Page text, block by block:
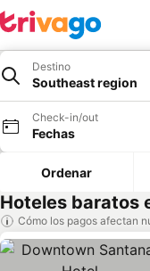
Destino
Southeast region
Check-in/out
Fechas
Ordenar
Hoteles baratos
Cómo los pagos afectan